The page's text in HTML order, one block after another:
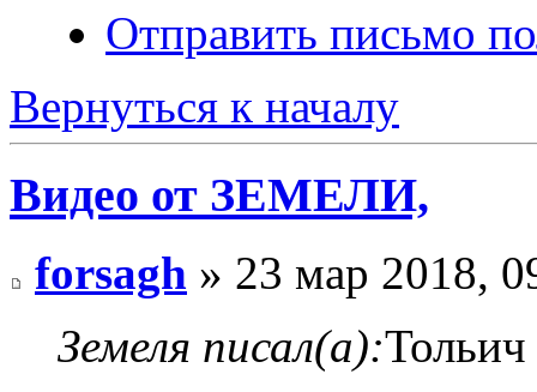
Отправить письмо
Вернуться к началу
Видео от ЗЕМЕЛИ,
forsagh » 23 мар 2018,
Земеля писал(а):